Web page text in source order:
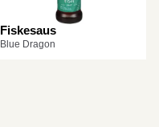
Fiskesaus
Blue Dragon